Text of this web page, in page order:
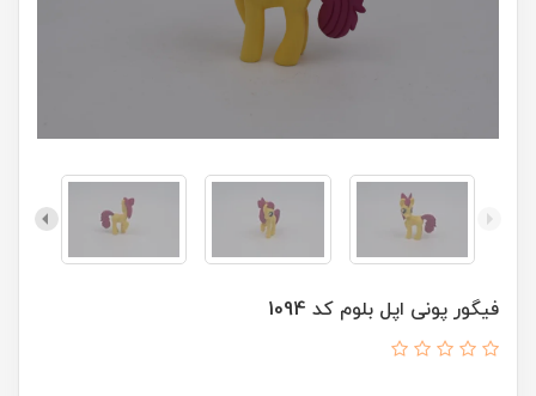
فیگور پونی اپل بلوم کد 1094